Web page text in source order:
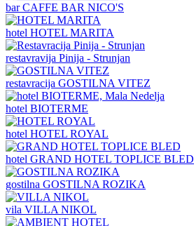
barCAFFE BAR NICO'S
hotel HOTEL MARITA
restavravija Pinija - Strunjan
restavracija GOSTILNA VITEZ
hotel BIOTERME
hotel HOTEL ROYAL
hotel GRAND HOTEL TOPLICE BLED
gostilna GOSTILNA ROZIKA
vila VILLA NIKOL